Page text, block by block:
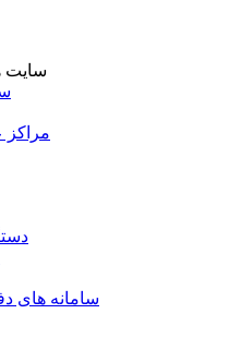
سایت
سامانه های